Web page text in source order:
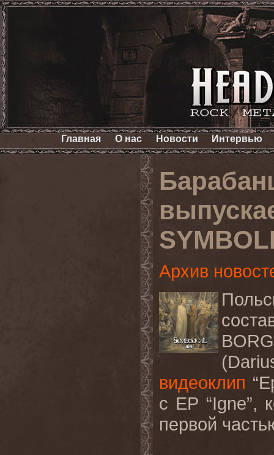
Главная О нас Новости Интервью
Архив
видеоклип
с EP “Igne”,
первой